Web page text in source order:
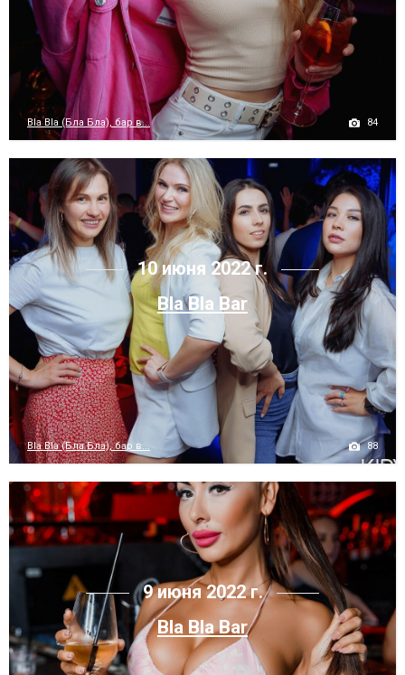
Bla Bla (Бла Бла), бар в... 84
10 июня 2022 г.
Bla Bla Bar
Bla Bla (Бла Бла), бар в... 88
9 июня 2022 г.
Bla Bla Bar